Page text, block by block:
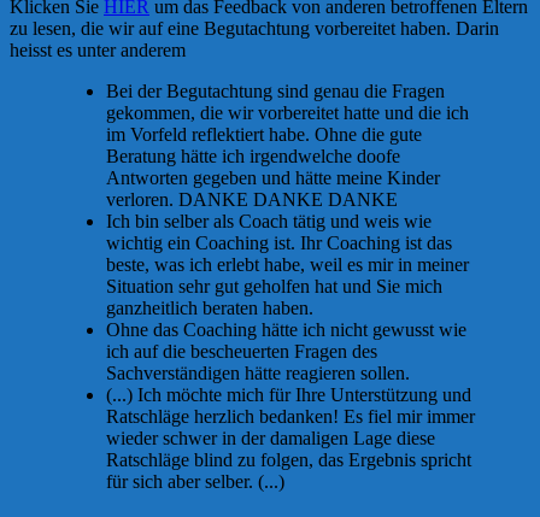
Klicken Sie HIER um das Feedback von anderen betroffenen Eltern
zu lesen, die wir auf eine Begutachtung vorbereitet haben. Darin
heisst es unter anderem
Bei der Begutachtung sind genau die Fragen
gekommen, die wir vorbereitet hatte und die ich
im Vorfeld reflektiert habe. Ohne die gute
Beratung hätte ich irgendwelche doofe
Antworten gegeben und hätte meine Kinder
verloren. DANKE DANKE DANKE
Ich bin selber als Coach tätig und weis wie
wichtig ein Coaching ist. Ihr Coaching ist das
beste, was ich erlebt habe, weil es mir in meiner
Situation sehr gut geholfen hat und Sie mich
ganzheitlich beraten haben.
Ohne das Coaching hätte ich nicht gewusst wie
ich auf die bescheuerten Fragen des
Sachverständigen hätte reagieren sollen.
(...) Ich möchte mich für Ihre Unterstützung und
Ratschläge herzlich bedanken! Es fiel mir immer
wieder schwer in der damaligen Lage diese
Ratschläge blind zu folgen, das Ergebnis spricht
für sich aber selber. (...)